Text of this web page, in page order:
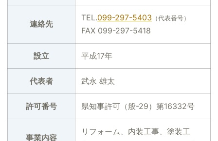
連絡先
TEL.099-297-5403 （代表番号）
FAX 099-297-5418
設立 平成17年
代表者 武永 雄太
許可番号 県知事許可（般-29）第16332号
事業内容
リフォーム、内装工事、塗装工